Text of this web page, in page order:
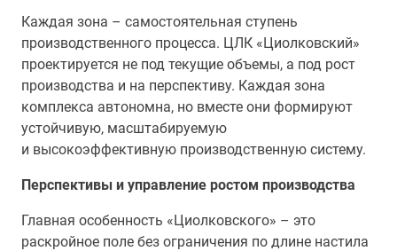
Каждая зона – самостоятельная ступень
производственного процесса. ЦЛК «Циолковский»
проектируется не под текущие объемы, а под рост
производства и на перспективу. Каждая зона
комплекса автономна, но вместе они формируют
устойчивую, масштабируемую
и высокоэффективную производственную систему.
Перспективы и управление ростом производства
Главная особенность «Циолковского» – это
раскройное поле без ограничения по длине настила